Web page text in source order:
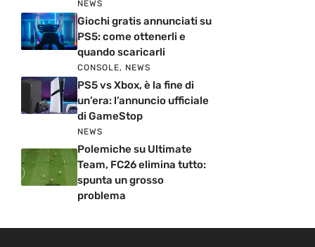
NEWS
Giochi gratis annunciati su
PS5: come ottenerli e
quando scaricarli
CONSOLE, NEWS
PS5 vs Xbox, è la fine di
un’era: l’annuncio ufficiale
di GameStop
NEWS
Polemiche su Ultimate
Team, FC26 elimina tutto:
spunta un grosso
problema